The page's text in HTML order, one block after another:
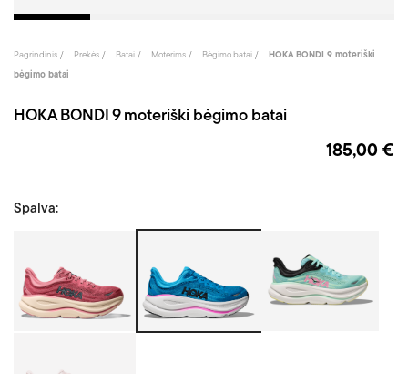
Pagrindinis Prekės Batai Moterims Bėgimo batai
HOKA BONDI 9 moteriški
bėgimo batai
HOKA BONDI 9 moteriški bėgimo batai
185,00 €
Spalva: